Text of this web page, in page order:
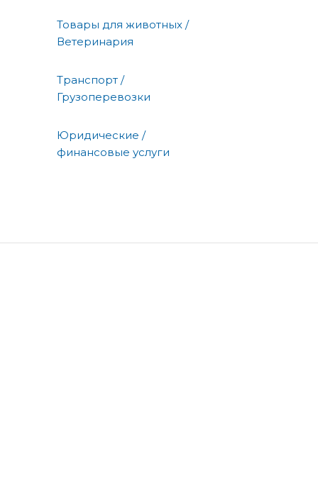
Товары для животных /
Ветеринария
Транспорт /
Грузоперевозки
Юридические /
финансовые услуги